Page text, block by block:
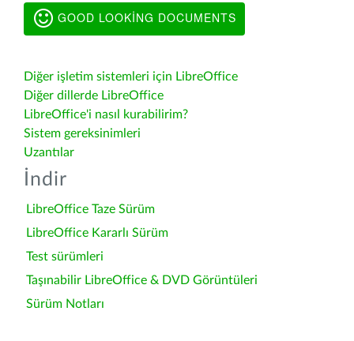
GOOD LOOKING DOCUMENTS
Diğer işletim sistemleri için LibreOffice
Diğer dillerde LibreOffice
LibreOffice'i nasıl kurabilirim?
Sistem gereksinimleri
Uzantılar
İndir
LibreOffice Taze Sürüm
LibreOffice Kararlı Sürüm
Test sürümleri
Taşınabilir LibreOffice & DVD Görüntüleri
Sürüm Notları